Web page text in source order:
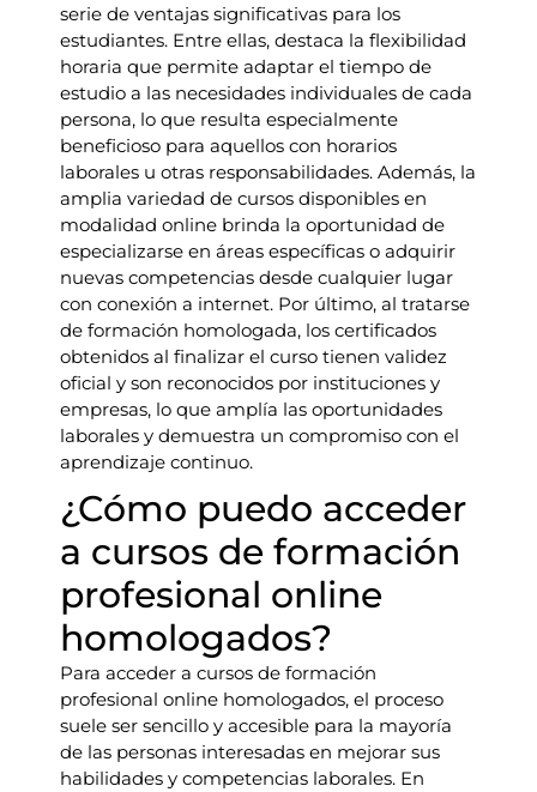
serie de ventajas significativas para los
estudiantes. Entre ellas, destaca la flexibilidad
horaria que permite adaptar el tiempo de
estudio a las necesidades individuales de cada
persona, lo que resulta especialmente
beneficioso para aquellos con horarios
laborales u otras responsabilidades. Además, la
amplia variedad de cursos disponibles en
modalidad online brinda la oportunidad de
especializarse en áreas específicas o adquirir
nuevas competencias desde cualquier lugar
con conexión a internet. Por último, al tratarse
de formación homologada, los certificados
obtenidos al finalizar el curso tienen validez
oficial y son reconocidos por instituciones y
empresas, lo que amplía las oportunidades
laborales y demuestra un compromiso con el
aprendizaje continuo.
¿Cómo puedo acceder
a cursos de formación
profesional online
homologados?
Para acceder a cursos de formación
profesional online homologados, el proceso
suele ser sencillo y accesible para la mayoría
de las personas interesadas en mejorar sus
habilidades y competencias laborales. En